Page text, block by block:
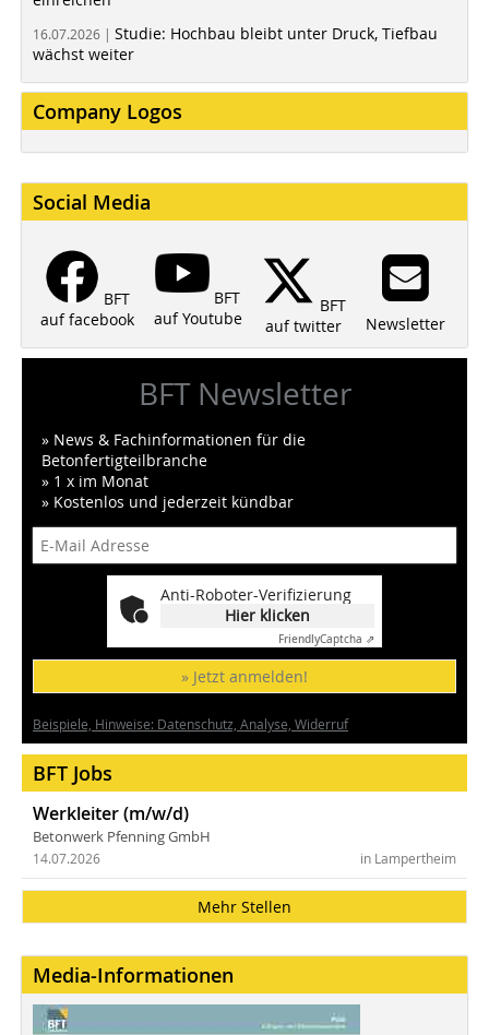
16.07.2026 | Studie: Hochbau bleibt unter Druck, Tiefbau
wächst weiter
Company Logos
Social Media
BFT
auf facebook
BFT
auf Youtube
BFT
auf twitter
Newsletter
BFT Newsletter
» News & Fachinformationen für die
Betonfertigteilbranche
» 1 x im Monat
» Kostenlos und jederzeit kündbar
Anti-Roboter-Verifizierung
Hier klicken
FriendlyCaptcha ⇗
» Jetzt anmelden!
Beispiele, Hinweise: Datenschutz, Analyse, Widerruf
BFT Jobs
Werkleiter (m/w/d)
Betonwerk Pfenning GmbH
in Lampertheim
14.07.2026
Mehr Stellen
Media-Informationen